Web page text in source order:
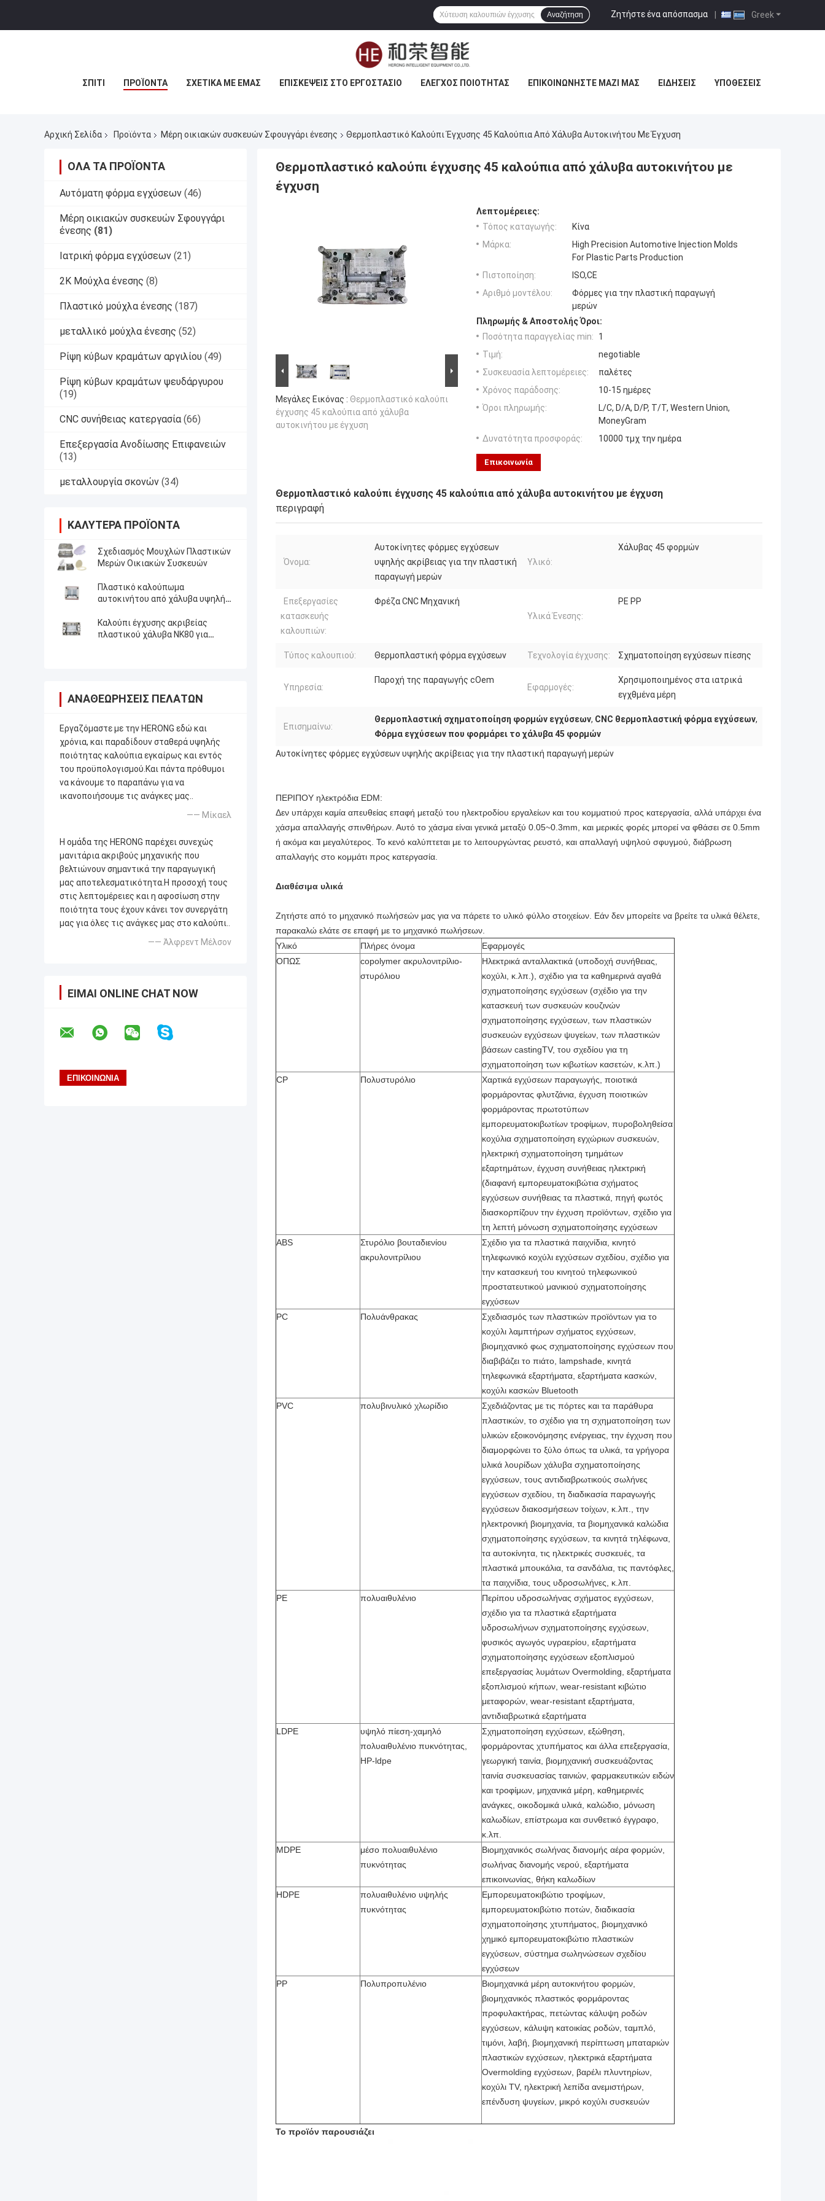
Greek
Ζητήστε ένα απόσπασμα |
Αναζήτηση
ΣΠΊΤΙ ΠΡΟΪΌΝΤΑ ΣΧΕΤΙΚΆ ΜΕ ΕΜΆΣ ΕΠΙΣΚΈΨΕΙΣ ΣΤΟ ΕΡΓΟΣΤΆΣΙΟ ΈΛΕΓΧΟΣ ΠΟΙΌΤΗΤΑΣ ΕΠΙΚΟΙΝΩΝΉΣΤΕ ΜΑΖΊ ΜΑΣ ΕΙΔΉΣΕΙΣ ΥΠΟΘΈΣΕΙΣ
Αρχική Σελίδα Προϊόντα Μέρη οικιακών συσκευών Σφουγγάρι ένεσης Θερμοπλαστικό Καλούπι Έγχυσης 45 Καλούπια Από Χάλυβα Αυτοκινήτου Με Έγχυση
ΌΛΑ ΤΑ ΠΡΟΪΌΝΤΑ
Αυτόματη φόρμα εγχύσεων (46)
Μέρη οικιακών συσκευών Σφουγγάρι
ένεσης (81)
Ιατρική φόρμα εγχύσεων (21)
2K Μούχλα ένεσης (8)
Πλαστικό μούχλα ένεσης (187)
μεταλλικό μούχλα ένεσης (52)
Ρίψη κύβων κραμάτων αργιλίου (49)
Ρίψη κύβων κραμάτων ψευδάργυρου
(19)
CNC συνήθειας κατεργασία (66)
Επεξεργασία Ανοδίωσης Επιφανειών
(13)
μεταλλουργία σκονών (34)
ΚΑΛΎΤΕΡΑ ΠΡΟΪΌΝΤΑ
Σχεδιασμός Μουχλών Πλαστικών
Μερών Οικιακών Συσκευών
Πλαστικό καλούπωμα
αυτοκινήτου από χάλυβα υψηλής
εξαρτήματα PP TPE
Καλούπι έγχυσης ακριβείας
πλαστικού χάλυβα NK80 για
ΑΝΑΘΕΩΡΉΣΕΙΣ ΠΕΛΑΤΏΝ
Εργαζόμαστε με την HERONG εδώ και
χρόνια, και παραδίδουν σταθερά υψηλής
ποιότητας καλούπια εγκαίρως και εντός
του προϋπολογισμού.Και πάντα πρόθυμοι
να κάνουμε το παραπάνω για να
ικανοποιήσουμε τις ανάγκες μας..
—— Μίκαελ
Η ομάδα της HERONG παρέχει συνεχώς
μανιτάρια ακριβούς μηχανικής που
βελτιώνουν σημαντικά την παραγωγική
μας αποτελεσματικότητα.Η προσοχή τους
στις λεπτομέρειες και η αφοσίωση στην
ποιότητα τους έχουν κάνει τον συνεργάτη
μας για όλες τις ανάγκες μας στο καλούπι..
—— Άλφρεντ Μέλσον
ΕΊΜΑΙ ONLINE CHAT NOW
Θερμοπλαστικό καλούπι έγχυσης 45 καλούπια από χάλυβα αυτοκινήτου με
έγχυση
Μεγάλες Εικόνας : Θερμοπλαστικό καλούπι
έγχυσης 45 καλούπια από χάλυβα
αυτοκινήτου με έγχυση
Λεπτομέρειες:
Τόπος καταγωγής:
Κίνα
Μάρκα:
High Precision Automotive Injection Molds
For Plastic Parts Production
Πιστοποίηση:
ISO,CE
Αριθμό μοντέλου:
Φόρμες για την πλαστική παραγωγή
μερών
Πληρωμής & Αποστολής Όροι:
Ποσότητα παραγγελίας min:
1
Τιμή:
negotiable
Συσκευασία λεπτομέρειες:
παλέτες
Χρόνος παράδοσης:
10-15 ημέρες
Όροι πληρωμής:
L/C, D/A, D/P, T/T, Western Union,
MoneyGram
Δυνατότητα προσφοράς:
10000 τμχ την ημέρα
Επικοινωνία
Θερμοπλαστικό καλούπι έγχυσης 45 καλούπια από χάλυβα αυτοκινήτου με έγχυση
περιγραφή
Όνομα:
Αυτοκίνητες φόρμες εγχύσεων
υψηλής ακρίβειας για την πλαστική
παραγωγή μερών
Υλικό:
Χάλυβας 45 φορμών
Επεξεργασίες
κατασκευής
καλουπιών:
Φρέζα CNC Μηχανική
Υλικά Ένεσης:
PE PP
Τύπος καλουπιού: Θερμοπλαστική φόρμα εγχύσεων Τεχνολογία έγχυσης: Σχηματοποίηση εγχύσεων πίεσης
Υπηρεσία:
Παροχή της παραγωγής cOem
Εφαρμογές:
Χρησιμοποιημένος στα ιατρικά
εγχθμένα μέρη
Επισημαίνω:
Θερμοπλαστική σχηματοποίηση φορμών εγχύσεων, CNC θερμοπλαστική φόρμα εγχύσεων,
Φόρμα εγχύσεων που φορμάρει το χάλυβα 45 φορμών
Αυτοκίνητες φόρμες εγχύσεων υψηλής ακρίβειας για την πλαστική παραγωγή μερών
ΠΕΡΙΠΟΥ ηλεκτρόδια EDM:
Δεν υπάρχει καμία απευθείας επαφή μεταξύ του ηλεκτροδίου εργαλείων και του κομματιού προς κατεργασία, αλλά υπάρχει ένα
χάσμα απαλλαγής σπινθήρων. Αυτό το χάσμα είναι γενικά μεταξύ 0.05~0.3mm, και μερικές φορές μπορεί να φθάσει σε 0.5mm
ή ακόμα και μεγαλύτερος. Το κενό καλύπτεται με το λειτουργώντας ρευστό, και απαλλαγή υψηλού σφυγμού, διάβρωση
απαλλαγής στο κομμάτι προς κατεργασία.
Διαθέσιμα υλικά
Ζητήστε από το μηχανικό πωλήσεών μας για να πάρετε το υλικό φύλλο στοιχείων. Εάν δεν μπορείτε να βρείτε τα υλικά θέλετε,
παρακαλώ ελάτε σε επαφή με το μηχανικό πωλήσεων.
Υλικό
Πλήρες όνομα
Εφαρμογές
ΟΠΩΣ
copolymer ακρυλονιτρίλιο-
στυρόλιου
Ηλεκτρικά ανταλλακτικά (υποδοχή συνήθειας,
κοχύλι, κ.λπ.), σχέδιο για τα καθημερινά αγαθά
σχηματοποίησης εγχύσεων (σχέδιο για την
κατασκευή των συσκευών κουζινών
σχηματοποίησης εγχύσεων, των πλαστικών
συσκευών εγχύσεων ψυγείων, των πλαστικών
βάσεων castingTV, του σχεδίου για τη
σχηματοποίηση των κιβωτίων κασετών, κ.λπ.)
CP
Πολυστυρόλιο
Χαρτικά εγχύσεων παραγωγής, ποιοτικά
φορμάροντας φλυτζάνια, έγχυση ποιοτικών
φορμάροντας πρωτοτύπων
εμπορευματοκιβωτίων τροφίμων, πυροβοληθείσα
κοχύλια σχηματοποίηση εγχώριων συσκευών,
ηλεκτρική σχηματοποίηση τμημάτων
εξαρτημάτων, έγχυση συνήθειας ηλεκτρική
(διαφανή εμπορευματοκιβώτια σχήματος
εγχύσεων συνήθειας τα πλαστικά, πηγή φωτός
διασκορπίζουν την έγχυση προϊόντων, σχέδιο για
τη λεπτή μόνωση σχηματοποίησης εγχύσεων
ABS
Στυρόλιο βουταδιενίου
ακρυλονιτρίλιου
Σχέδιο για τα πλαστικά παιχνίδια, κινητό
τηλεφωνικό κοχύλι εγχύσεων σχεδίου, σχέδιο για
την κατασκευή του κινητού τηλεφωνικού
προστατευτικού μανικιού σχηματοποίησης
εγχύσεων
PC
Πολυάνθρακας
Σχεδιασμός των πλαστικών προϊόντων για το
κοχύλι λαμπτήρων σχήματος εγχύσεων,
βιομηχανικό φως σχηματοποίησης εγχύσεων που
διαβιβάζει το πιάτο, lampshade, κινητά
τηλεφωνικά εξαρτήματα, εξαρτήματα κασκών,
κοχύλι κασκών Bluetooth
PVC
πολυβινυλικό χλωρίδιο
Σχεδιάζοντας με τις πόρτες και τα παράθυρα
πλαστικών, το σχέδιο για τη σχηματοποίηση των
υλικών εξοικονόμησης ενέργειας, την έγχυση που
διαμορφώνει το ξύλο όπως τα υλικά, τα γρήγορα
υλικά λουρίδων χάλυβα σχηματοποίησης
εγχύσεων, τους αντιδιαβρωτικούς σωλήνες
εγχύσεων σχεδίου, τη διαδικασία παραγωγής
εγχύσεων διακοσμήσεων τοίχων, κ.λπ., την
ηλεκτρονική βιομηχανία, τα βιομηχανικά καλώδια
σχηματοποίησης εγχύσεων, τα κινητά τηλέφωνα,
τα αυτοκίνητα, τις ηλεκτρικές συσκευές, τα
πλαστικά μπουκάλια, τα σανδάλια, τις παντόφλες,
τα παιχνίδια, τους υδροσωλήνες, κ.λπ.
PE
πολυαιθυλένιο
Περίπου υδροσωλήνας σχήματος εγχύσεων,
σχέδιο για τα πλαστικά εξαρτήματα
υδροσωλήνων σχηματοποίησης εγχύσεων,
φυσικός αγωγός υγραερίου, εξαρτήματα
σχηματοποίησης εγχύσεων εξοπλισμού
επεξεργασίας λυμάτων Overmolding, εξαρτήματα
εξοπλισμού κήπων, wear-resistant κιβώτιο
μεταφορών, wear-resistant εξαρτήματα,
αντιδιαβρωτικά εξαρτήματα
LDPE
υψηλό πίεση-χαμηλό
πολυαιθυλένιο πυκνότητας,
HP-ldpe
Σχηματοποίηση εγχύσεων, εξώθηση,
φορμάροντας χτυπήματος και άλλα επεξεργασία,
γεωργική ταινία, βιομηχανική συσκευάζοντας
ταινία συσκευασίας ταινιών, φαρμακευτικών ειδών
και τροφίμων, μηχανικά μέρη, καθημερινές
ανάγκες, οικοδομικά υλικά, καλώδιο, μόνωση
καλωδίων, επίστρωμα και συνθετικό έγγραφο,
κ.λπ.
MDPE
μέσο πολυαιθυλένιο
πυκνότητας
Βιομηχανικός σωλήνας διανομής αέρα φορμών,
σωλήνας διανομής νερού, εξαρτήματα
επικοινωνίας, θήκη καλωδίων
HDPE
πολυαιθυλένιο υψηλής
πυκνότητας
Εμπορευματοκιβώτιο τροφίμων,
εμπορευματοκιβώτιο ποτών, διαδικασία
σχηματοποίησης χτυπήματος, βιομηχανικό
χημικό εμπορευματοκιβώτιο πλαστικών
εγχύσεων, σύστημα σωληνώσεων σχεδίου
εγχύσεων
PP
Πολυπροπυλένιο
Βιομηχανικά μέρη αυτοκινήτου φορμών,
βιομηχανικός πλαστικός φορμάροντας
προφυλακτήρας, πετώντας κάλυψη ροδών
εγχύσεων, κάλυψη κατοικίας ροδών, ταμπλό,
τιμόνι, λαβή, βιομηχανική περίπτωση μπαταριών
πλαστικών εγχύσεων, ηλεκτρικά εξαρτήματα
Overmolding εγχύσεων, βαρέλι πλυντηρίων,
κοχύλι TV, ηλεκτρική λεπίδα ανεμιστήρων,
επένδυση ψυγείων, μικρό κοχύλι συσκευών
Το προϊόν παρουσιάζει